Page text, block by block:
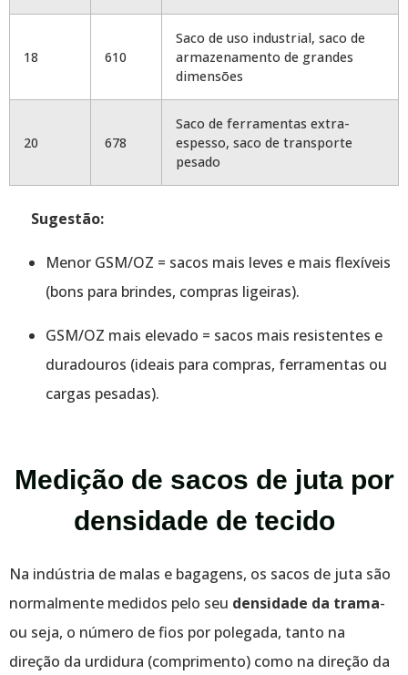
18 610
Saco de uso industrial, saco de
armazenamento de grandes
dimensões
20 678
Saco de ferramentas extra-
espesso, saco de transporte
pesado
Sugestão:
Menor GSM/OZ = sacos mais leves e mais flexíveis
(bons para brindes, compras ligeiras).
GSM/OZ mais elevado = sacos mais resistentes e
duradouros (ideais para compras, ferramentas ou
cargas pesadas).
Medição de sacos de juta por
densidade de tecido
Na indústria de malas e bagagens, os sacos de juta são
normalmente medidos pelo seu densidade da trama-
ou seja, o número de fios por polegada, tanto na
direção da urdidura (comprimento) como na direção da